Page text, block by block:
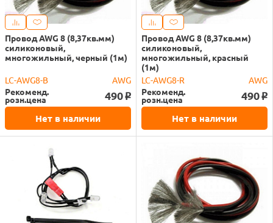
Провод AWG 8 (8,37кв.мм)
силиконовый,
многожильный, черный (1м)
LC-AWG8-B
AWG
Рекоменд.
розн.цена 490 o
Нет в наличии
Провод AWG 8 (8,37кв.мм)
силиконовый,
многожильный, красный
(1м)
LC-AWG8-R
AWG
Рекоменд.
розн.цена 490 o
Нет в наличии